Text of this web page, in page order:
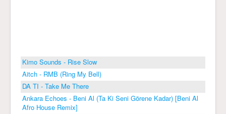
Kimo Sounds - Rise Slow
Aitch - RMB (Ring My Bell)
DA TI - Take Me There
Ankara Echoes - Beni Al (Ta Ki Seni Görene Kadar) [Beni Al
Afro House Remix]